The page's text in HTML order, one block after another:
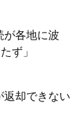
が各地に波
ず」
返却できない